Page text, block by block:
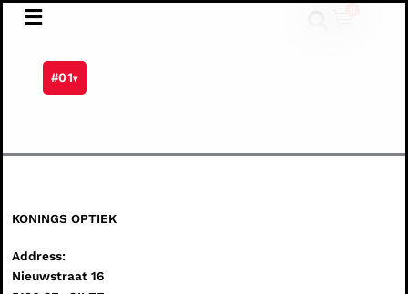
#01▾
KONINGS OPTIEK
Address:
Nieuwstraat 16